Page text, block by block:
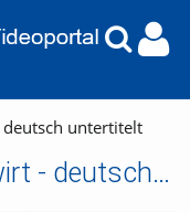
deutsch untertitelt
ZEIT für X - Emilia Neuwirt - deutsch untertitelt